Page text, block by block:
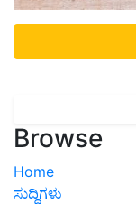
Browse
Home
ಸುದ್ದಿಗಳು